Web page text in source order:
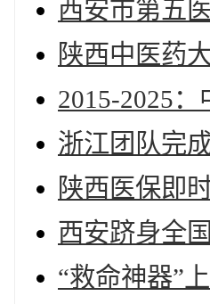
西安市第五
陕西中医药
2015-2025
浙江团队完
陕西医保即
西安跻身全
“救命神器”